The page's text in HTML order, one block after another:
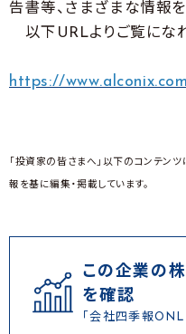
告書等、さまざまな情報を
以下URLよりご覧になれ
https://
「投資家の皆さまへ」以下のコンテン
報を基に編集・掲載しています。
この企業の
を確認
「会社四季報